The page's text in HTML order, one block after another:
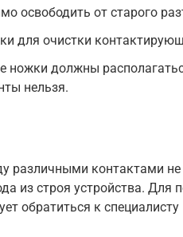
освободить от старого
для очистки
ножки должны
нельзя.
различными контактами не
из строя устройства. Для
обратиться к специалисту